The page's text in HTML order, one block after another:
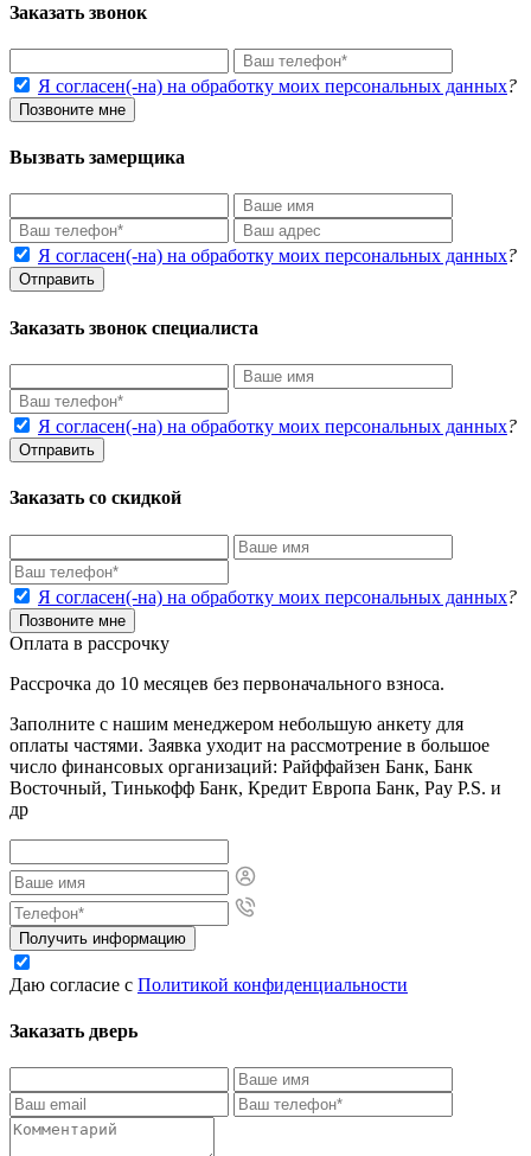
Заказать звонок
Я согласен(-на) на обработку моих персональных данных?
Позвоните мне
Вызвать замерщика
Я согласен(-на) на обработку моих персональных данных?
Отправить
Заказать звонок специалиста
Я согласен(-на) на обработку моих персональных данных?
Отправить
Заказать со скидкой
Я согласен(-на) на обработку моих персональных данных?
Позвоните мне
Оплата в рассрочку
Рассрочка до 10 месяцев без первоначального взноса.
Заполните с нашим менеджером небольшую анкету для
оплаты частями. Заявка уходит на рассмотрение в большое
число финансовых организаций: Райффайзен Банк, Банк
Восточный, Тинькофф Банк, Кредит Европа Банк, Pay P.S. и
др
Получить информацию
Даю согласие с Политикой конфиденциальности
Заказать дверь